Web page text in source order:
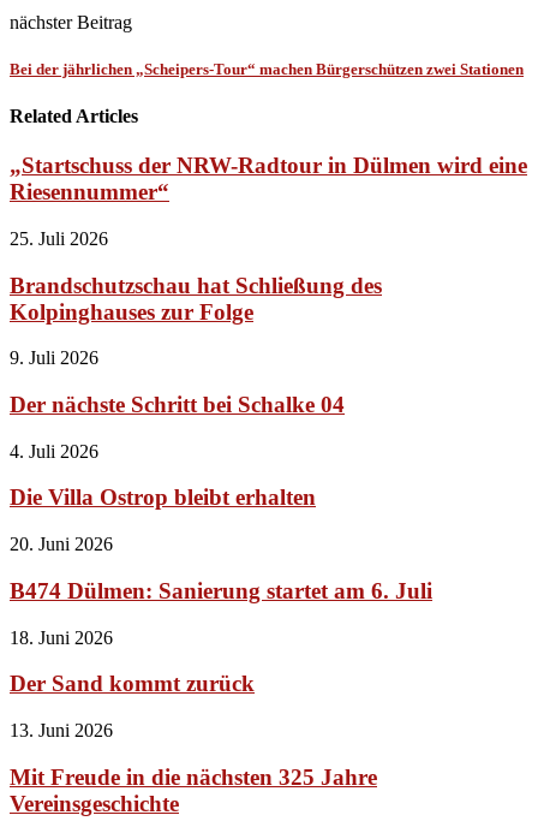
nächster Beitrag
Bei der jährlichen „Scheipers-Tour“ machen Bürgerschützen zwei Stationen
Related Articles
„Startschuss der NRW-Radtour in Dülmen wird eine
Riesennummer“
25. Juli 2026
Brandschutzschau hat Schließung des
Kolpinghauses zur Folge
9. Juli 2026
Der nächste Schritt bei Schalke 04
4. Juli 2026
Die Villa Ostrop bleibt erhalten
20. Juni 2026
B474 Dülmen: Sanierung startet am 6. Juli
18. Juni 2026
Der Sand kommt zurück
13. Juni 2026
Mit Freude in die nächsten 325 Jahre
Vereinsgeschichte